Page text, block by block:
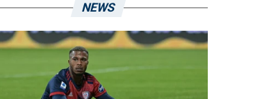
NEWS